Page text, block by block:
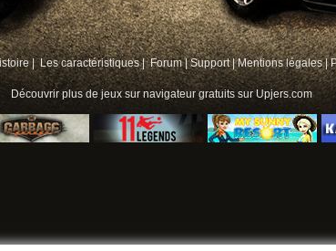
| Les caractéristiques | Forum|Support|Mentions légales|
Découvrir plus dejeux sur navigateur gratuitssur Upjers.com